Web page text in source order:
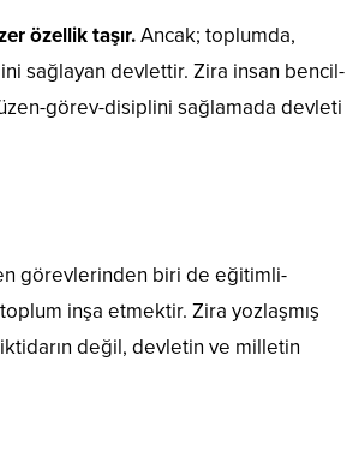
özellik taşır.Ancak; toplumda,
sağlayan devlettir. Zira insan bencil-
görev-disiplini sağlamada devleti
görevlerinden biri de eğitimli-
inşa etmektir. Zira yozlaşmış
değil, devletin ve milletin